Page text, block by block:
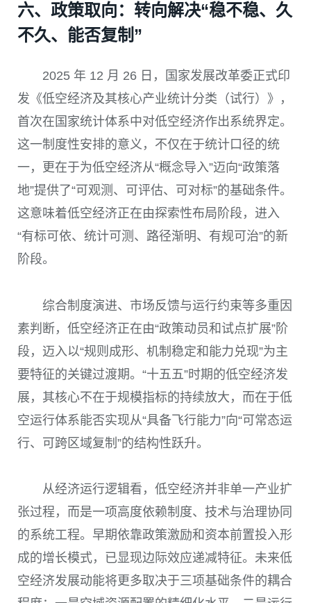
六、政策取向：转向解决“稳不稳、久
不久、能否复制”
2025 年 12 月 26 日，国家发展改革委正式印
发《低空经济及其核心产业统计分类（试行）》，
首次在国家统计体系中对低空经济作出系统界定。
这一制度性安排的意义，不仅在于统计口径的统
一，更在于为低空经济从“概念导入”迈向“政策落
地”提供了“可观测、可评估、可对标”的基础条件。
这意味着低空经济正在由探索性布局阶段，进入
“有标可依、统计可测、路径渐明、有规可治”的新
阶段。
综合制度演进、市场反馈与运行约束等多重因
素判断，低空经济正在由“政策动员和试点扩展”阶
段，迈入以“规则成形、机制稳定和能力兑现”为主
要特征的关键过渡期。“十五五”时期的低空经济发
展，其核心不在于规模指标的持续放大，而在于低
空运行体系能否实现从“具备飞行能力”向“可常态运
行、可跨区域复制”的结构性跃升。
从经济运行逻辑看，低空经济并非单一产业扩
张过程，而是一项高度依赖制度、技术与治理协同
的系统工程。早期依靠政策激励和资本前置投入形
成的增长模式，已显现边际效应递减特征。未来低
空经济发展动能将更多取决于三项基础条件的耦合